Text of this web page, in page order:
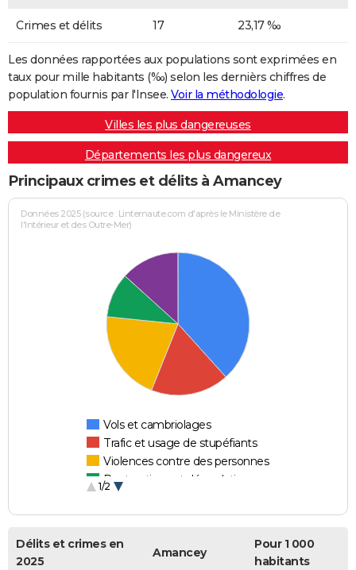
Crimes et délits 17 23,17 ‰
Les données rapportées aux populations sont exprimées en
taux pour mille habitants (‰) selon les dernièrs chiffres de
population fournis par l'Insee. Voir la méthodologie.
Villes les plus dangereuses
Départements les plus dangereux
Principaux crimes et délits à Amancey
Données 2025 (source : Linternaute.com d'après le Ministère de
l'Intérieur et des Outre-Mer)
Vols et cambriolages
Trafic et usage de stupéfiants
Violences contre des personnes
Destructions et dégradations
1/2
Délits et crimes en
2025
Amancey
Pour 1 000
habitants